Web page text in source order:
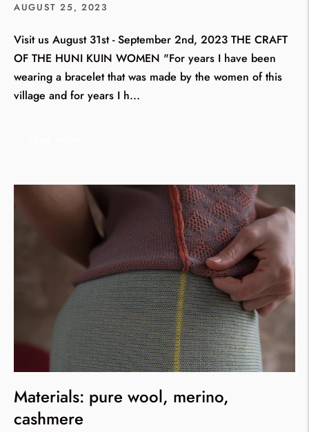
AUGUST 25, 2023
Visit us August 31st - September 2nd, 2023 THE CRAFT
OF THE HUNI KUIN WOMEN "For years I have been
wearing a bracelet that was made by the women of this
village and for years I h...
Materials: pure wool, merino,
cashmere